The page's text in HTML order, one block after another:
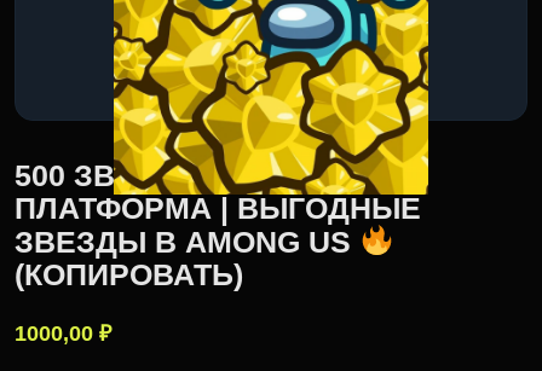
500 ЗВЕЗД — ЛЮБАЯ
ПЛАТФОРМА | ВЫГОДНЫЕ
ЗВЕЗДЫ В AMONG US
(КОПИРОВАТЬ)
1000,00 ₽